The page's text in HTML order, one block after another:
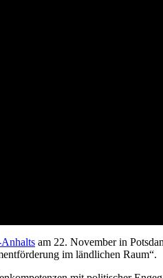
Anhalts am 22. November in
im ländlichen Raum“.